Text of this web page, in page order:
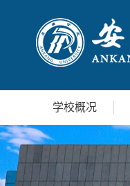
学校概况